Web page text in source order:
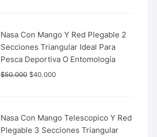
Nasa Con Mango Y Red Plegable 2
Secciones Triangular Ideal Para
Pesca Deportiva O Entomología
$50.000 $40.000
Nasa Con Mango Telescopico Y Red
Plegable 3 Secciones Triangular